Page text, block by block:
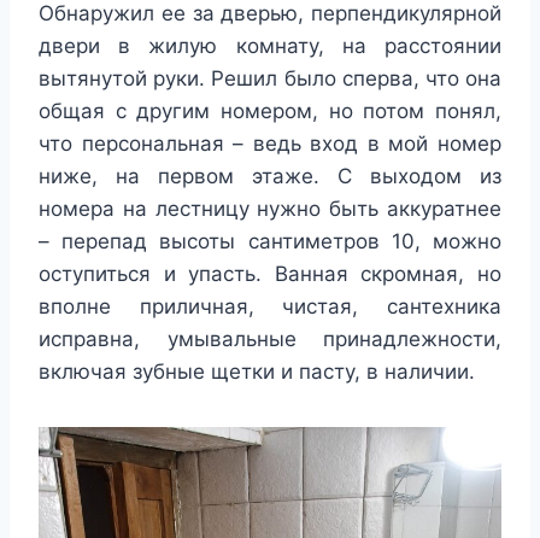
Обнаружил ее за дверью, перпендикулярной
двери в жилую комнату, на расстоянии
вытянутой руки. Решил было сперва, что она
общая с другим номером, но потом понял,
что персональная – ведь вход в мой номер
ниже, на первом этаже. С выходом из
номера на лестницу нужно быть аккуратнее
– перепад высоты сантиметров 10, можно
оступиться и упасть. Ванная скромная, но
вполне приличная, чистая, сантехника
исправна, умывальные принадлежности,
включая зубные щетки и пасту, в наличии.